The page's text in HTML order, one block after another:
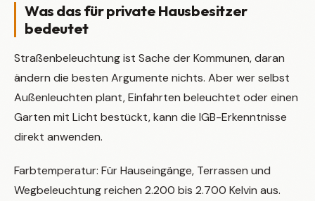
Was das für private Hausbesitzer
bedeutet
Straßenbeleuchtung ist Sache der Kommunen, daran
ändern die besten Argumente nichts. Aber wer selbst
Außenleuchten plant, Einfahrten beleuchtet oder einen
Garten mit Licht bestückt, kann die IGB-Erkenntnisse
direkt anwenden.
Farbtemperatur: Für Hauseingänge, Terrassen und
Wegbeleuchtung reichen 2.200 bis 2.700 Kelvin aus.